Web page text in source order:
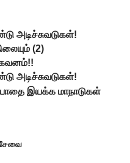
அடிச்சுவடுகள்!
(2)
கவனம்!!
அடிச்சுவடுகள்!
இயக்க மாநாடுகள்
சேவை